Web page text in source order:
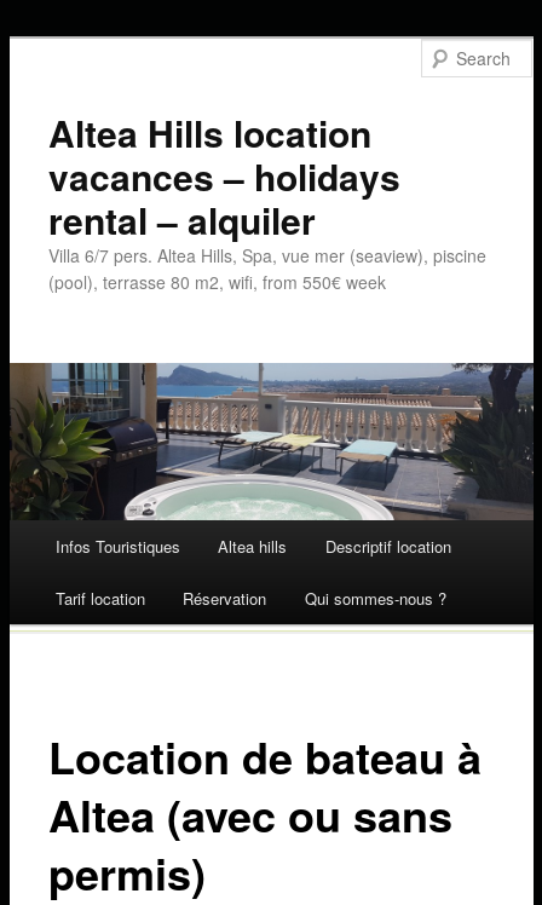
Altea Hills location
vacances – holidays
rental – alquiler
Villa 6/7 pers. Altea Hills, Spa, vue mer (seaview), piscine
(pool), terrasse 80 m2, wifi, from 550€ week
Skip to content
Infos Touristiques Altea hills Descriptif location
Tarif location Réservation Qui sommes-nous ?
Location de bateau à
Altea (avec ou sans
permis)